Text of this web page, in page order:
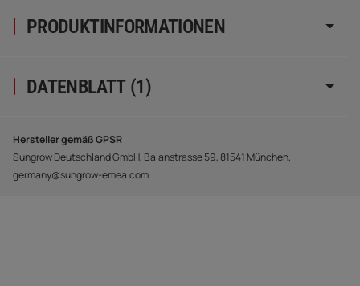
PRODUKTINFORMATIONEN
DATENBLATT (1)
Hersteller gemäß GPSR
Sungrow Deutschland GmbH, Balanstrasse 59, 81541 München,
germany@sungrow-emea.com